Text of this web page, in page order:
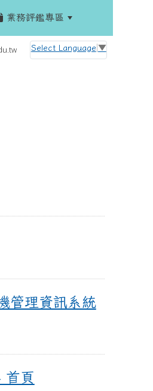
業務評鑑專區
Select Language ▼
管理資訊系統
首頁